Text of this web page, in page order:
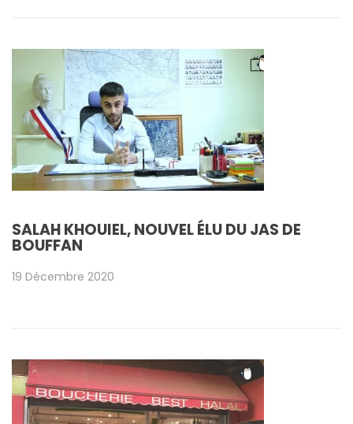
SALAH KHOUIEL, NOUVEL ÉLU DU JAS DE
BOUFFAN
19 Décembre 2020